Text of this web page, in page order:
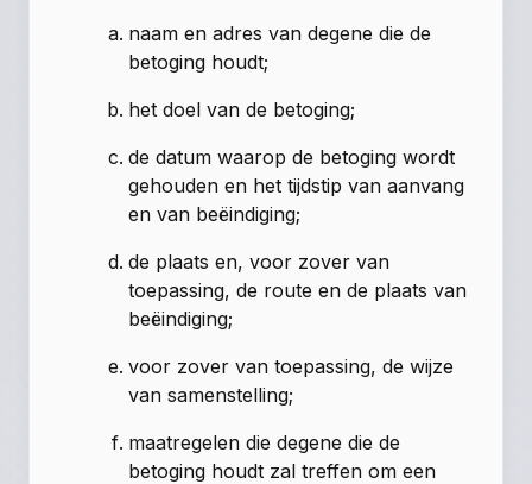
naam en adres van degene die de
betoging houdt;
het doel van de betoging;
de datum waarop de betoging wordt
gehouden en het tijdstip van aanvang
en van beëindiging;
de plaats en, voor zover van
toepassing, de route en de plaats van
beëindiging;
voor zover van toepassing, de wijze
van samenstelling;
maatregelen die degene die de
betoging houdt zal treffen om een